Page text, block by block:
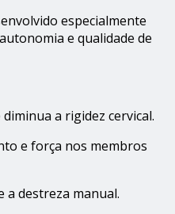
especialmente
e qualidade de
a rigidez cervical.
e força nos membros
a destreza manual.